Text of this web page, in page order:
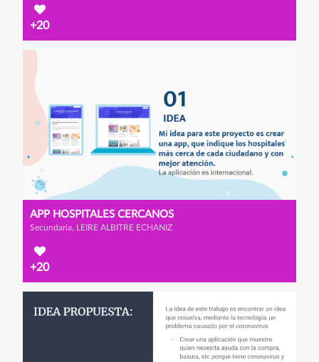
+20
APP HOSPITALES CERCANOS
Secundaria, LEIRE ALBITRE ECHANIZ
+20